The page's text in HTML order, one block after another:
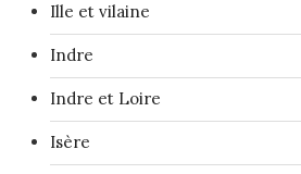
Ille et vilaine
Indre
Indre et Loire
Isère